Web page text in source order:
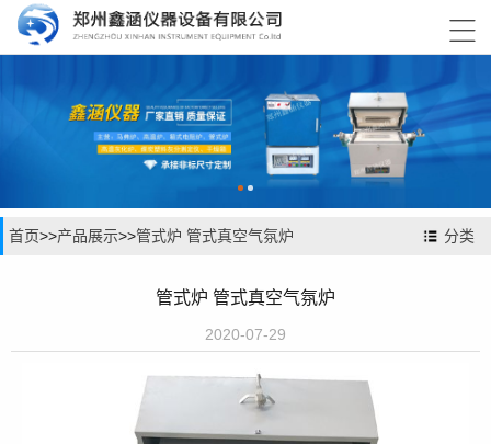

分类
首页>>产品展示>>管式炉 管式真空气氛炉
管式炉 管式真空气氛炉
2020-07-29